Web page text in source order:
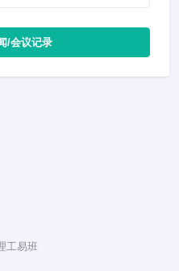
/会议记录
工易班